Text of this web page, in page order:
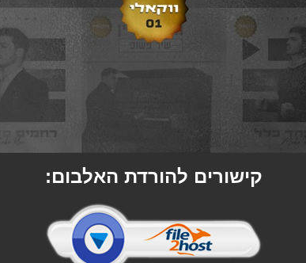
קישורים להורדת האלבום: